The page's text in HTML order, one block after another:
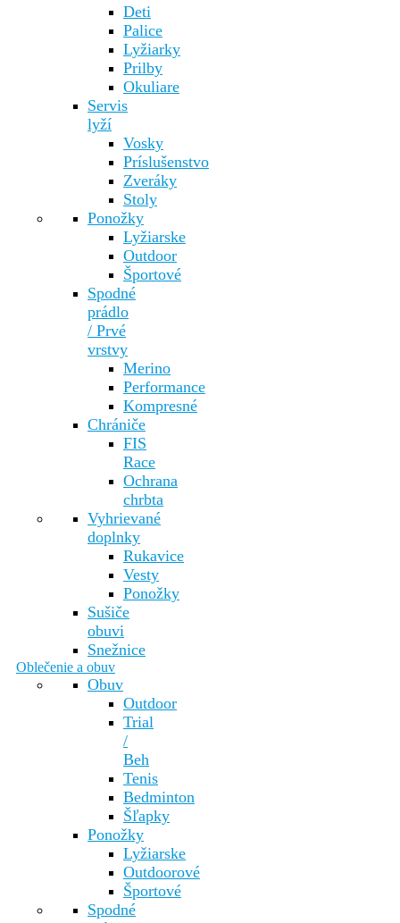
Deti
Palice
Lyžiarky
Prilby
Okuliare
Servis
lyží
Vosky
Príslušenstvo
Zveráky
Stoly
Ponožky
Lyžiarske
Outdoor
Športové
Spodné
prádlo
/ Prvé
vrstvy
Merino
Performance
Kompresné
Chrániče
FIS
Race
Ochrana
chrbta
Vyhrievané
doplnky
Rukavice
Vesty
Ponožky
Sušiče
obuvi
Snežnice
Oblečenie a obuv
Obuv
Outdoor
Trial
/
Beh
Tenis
Bedminton
Šľapky
Ponožky
Lyžiarske
Outdoorové
Športové
Spodné